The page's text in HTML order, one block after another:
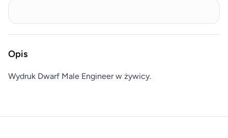
Opis
Wydruk Dwarf Male Engineer w żywicy.